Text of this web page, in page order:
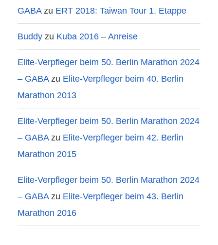
GABAzu ERT 2018: Taiwan Tour 1. Etappe
Buddy zu Kuba 2016 – Anreise
Elite-Verpfleger beim 50. Berlin Marathon 2024
– GABAzu Elite-Verpfleger beim 40. Berlin
Marathon 2013
Elite-Verpfleger beim 50. Berlin Marathon 2024
– GABAzu Elite-Verpfleger beim 42. Berlin
Marathon 2015
Elite-Verpfleger beim 50. Berlin Marathon 2024
– GABAzu Elite-Verpfleger beim 43. Berlin
Marathon 2016